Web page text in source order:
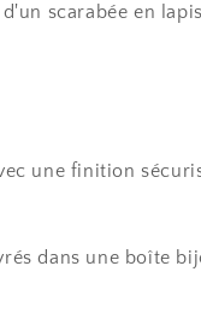
scarabée en
une finition
dans une boîte